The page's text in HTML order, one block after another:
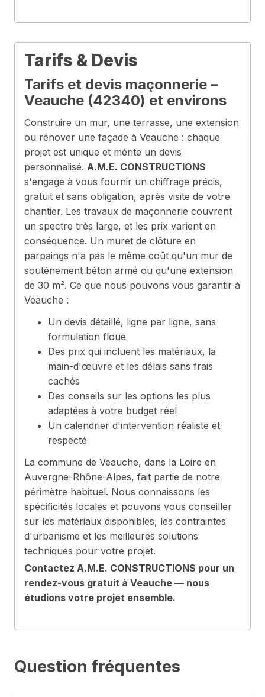
Tarifs & Devis
Tarifs et devis maçonnerie –
Veauche (42340) et environs
Construire un mur, une terrasse, une extension
ou rénover une façade à Veauche : chaque
projet est unique et mérite un devis
personnalisé. A.M.E. CONSTRUCTIONS
s'engage à vous fournir un chiffrage précis,
gratuit et sans obligation, après visite de votre
chantier. Les travaux de maçonnerie couvrent
un spectre très large, et les prix varient en
conséquence. Un muret de clôture en
parpaings n'a pas le même coût qu'un mur de
soutènement béton armé ou qu'une extension
de 30 m². Ce que nous pouvons vous garantir à
Veauche :
Un devis détaillé, ligne par ligne, sans
formulation floue
Des prix qui incluent les matériaux, la
main-d'œuvre et les délais sans frais
cachés
Des conseils sur les options les plus
adaptées à votre budget réel
Un calendrier d'intervention réaliste et
respecté
La commune de Veauche, dans la Loire en
Auvergne-Rhône-Alpes, fait partie de notre
périmètre habituel. Nous connaissons les
spécificités locales et pouvons vous conseiller
sur les matériaux disponibles, les contraintes
d'urbanisme et les meilleures solutions
techniques pour votre projet.
Contactez A.M.E. CONSTRUCTIONS pour un
rendez-vous gratuit à Veauche — nous
étudions votre projet ensemble.
Question fréquentes